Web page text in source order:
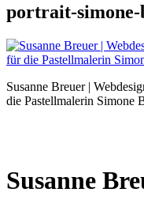
portrait-simone-
Susanne Breuer |
die Pastellmalerin Simone
Susanne